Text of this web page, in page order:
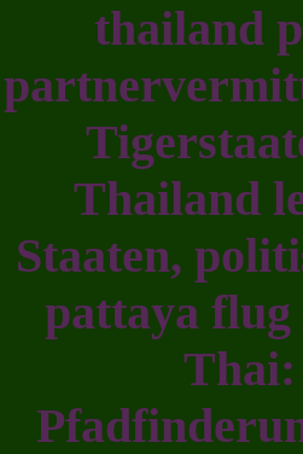
thailand
Thailand
Staaten,
pattaya